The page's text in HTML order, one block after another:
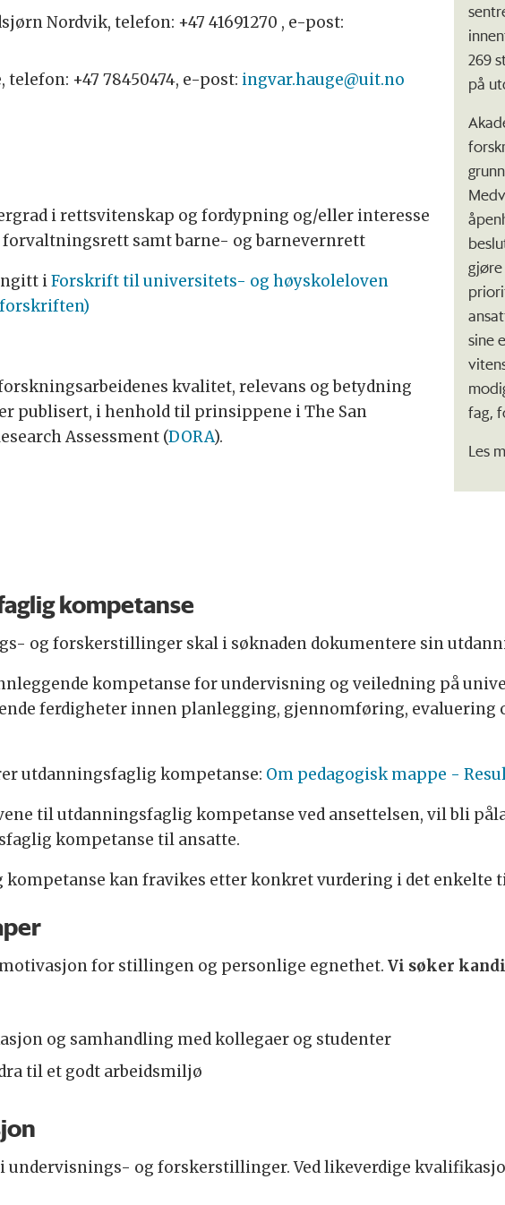
269
på
sine
fag,
Les
Nordvik, telefon: +47 41691270 , e-post:
+47 78450474, e-post: ingvar.hauge@uit.no
i rettsvitenskap og fordypning og/eller interesse
samt barne- og barnevernrett
iForskrift til universitets- og høyskoleloven
kvalitet, relevans og betydning
publisert, i henhold til prinsippene i The San
Assessment (DORA).
kompetanse
og forskerstillinger skal i søknaden dokumentere sin
kompetanse for undervisning og veiledning på
ferdigheter innen planlegging, gjennomføring, evaluering
utdanningsfaglig kompetanse: Om pedagogisk mappe -
til utdanningsfaglig kompetanse ved ansettelsen, vil bli
kompetanse til ansatte.
kan fravikes etter konkret vurdering i det enkelte
for stillingen og personlige egnethet. Vi søker
og samhandling med kollegaer og studenter
til et godt arbeidsmiljø
undervisnings- og forskerstillinger. Ved likeverdige